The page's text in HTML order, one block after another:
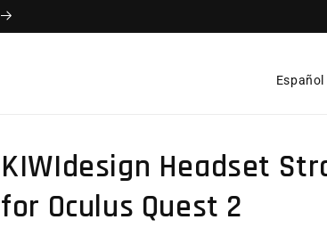
Idioma
Español
KIWIdesign Headset
for Oculus Quest 2